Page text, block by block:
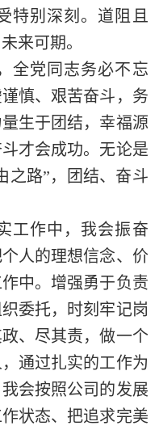
特别深刻。道阻且
来可期。
全党同志务必不忘
慎、艰苦奋斗，务
生于团结，幸福源
才会成功。无论是
之路”，团结、奋斗
工作中，我会振奋
人的理想信念、价
中。增强勇于负责
委托，时刻牢记岗
、尽其责，做一个
通过扎实的工作为
会按照公司的发展
状态、把追求完美